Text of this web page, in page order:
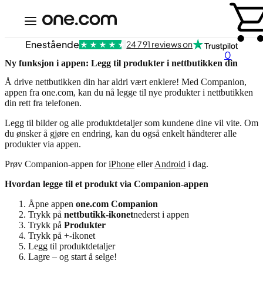
0
Enestående 24 791 reviews on
Ny funksjon i appen: Legg til produkter i nettbutikken din
Å drive nettbutikken din har aldri vært enklere! Med Companion,
appen fra one.com, kan du nå legge til nye produkter i nettbutikken
din rett fra telefonen.
Legg til bilder og alle produktdetaljer som kundene dine vil vite. Om
du ønsker å gjøre en endring, kan du også enkelt håndterer alle
produkter via appen.
Prøv Companion-appen foriPhone ellerAndroid i dag.
Hvordan legge til et produkt via Companion-appen
Åpne appen one.com Companion
Trykk på nettbutikk-ikonetnederst i appen
Trykk på Produkter
Trykk på +-ikonet
Legg til produktdetaljer
Lagre – og start å selge!